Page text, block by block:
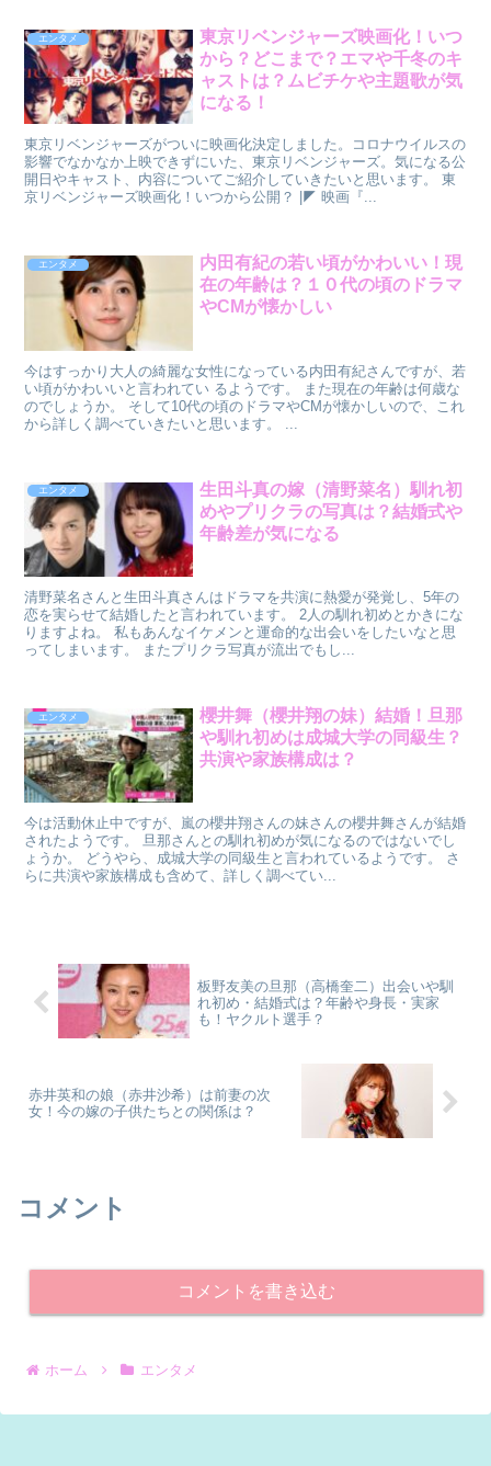
エンタメ
東京リベンジャーズ映画化！いつ
から？どこまで？エマや千冬のキ
ャストは？ムビチケや主題歌が気
になる！
東京リベンジャーズがついに映画化決定しました。コロナウイルスの
影響でなかなか上映できずにいた、東京リベンジャーズ。気になる公
開日やキャスト、内容についてご紹介していきたいと思います。 東
京リベンジャーズ映画化！いつから公開？ |◤ 映画『...
エンタメ
内田有紀の若い頃がかわいい！現
在の年齢は？１０代の頃のドラマ
やCMが懐かしい
今はすっかり大人の綺麗な女性になっている内田有紀さんですが、若
い頃がかわいいと言われてい るようです。 また現在の年齢は何歳な
のでしょうか。 そして10代の頃のドラマやCMが懐かしいので、これ
から詳しく調べていきたいと思います。 ...
エンタメ
生田斗真の嫁（清野菜名）馴れ初
めやプリクラの写真は？結婚式や
年齢差が気になる
清野菜名さんと生田斗真さんはドラマを共演に熱愛が発覚し、5年の
恋を実らせて結婚したと言われています。 2人の馴れ初めとかきにな
りますよね。 私もあんなイケメンと運命的な出会いをしたいなと思
ってしまいます。 またプリクラ写真が流出でもし...
エンタメ
櫻井舞（櫻井翔の妹）結婚！旦那
や馴れ初めは成城大学の同級生？
共演や家族構成は？
今は活動休止中ですが、嵐の櫻井翔さんの妹さんの櫻井舞さんが結婚
されたようです。 旦那さんとの馴れ初めが気になるのではないでし
ょうか。 どうやら、成城大学の同級生と言われているようです。 さ
らに共演や家族構成も含めて、詳しく調べてい...
板野友美の旦那（高橋奎二）出会いや馴
れ初め・結婚式は？年齢や身長・実家
も！ヤクルト選手？
赤井英和の娘（赤井沙希）は前妻の次
女！今の嫁の子供たちとの関係は？
コメント
コメントを書き込む
ホーム エンタメ